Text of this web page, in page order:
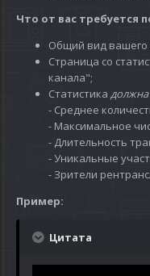
Что от вас требуется
Общий вид вашего
Страница со
канала";
Статистика должна
- Среднее
- Максимальное
- Длительность
- Уникальные
- Зрители
Пример:
Цитата